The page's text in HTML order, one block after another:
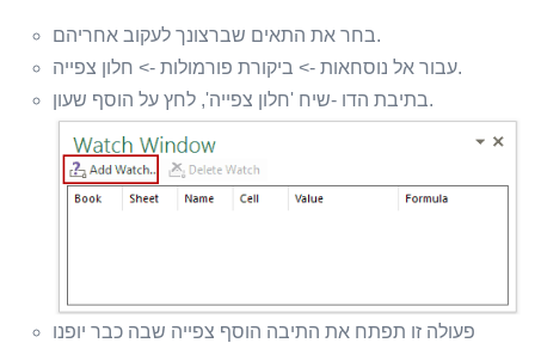
בחר את התאים שברצונך לעקוב אחריהם.
עבור אל נוסחאות -> ביקורת פורמולות -> חלון צפייה.
בתיבת הדו -שיח 'חלון צפייה', לחץ על הוסף שעון.
פעולה זו תפתח את התיבה הוסף צפייה שבה כבר יופנו